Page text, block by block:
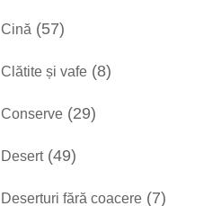
Cină(57)
Clătite și vafe(8)
Conserve(29)
Desert(49)
Deserturi fără coacere(7)